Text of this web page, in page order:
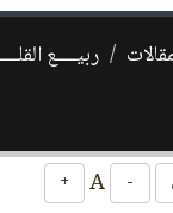
ربيــــع
-
+